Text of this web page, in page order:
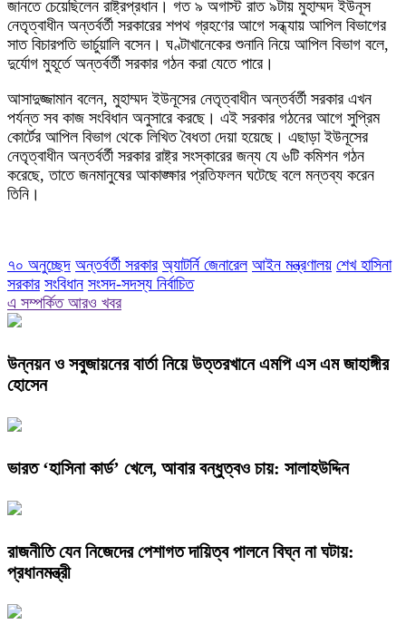
জানতে চেয়েছিলেন রাষ্ট্রপ্রধান। গত ৯ অগাস্ট রাত ৯টায় মুহাম্মদ ইউনূস
নেতৃত্বাধীন অন্তর্বর্তী সরকারের শপথ গ্রহণের আগে সন্ধ্যায় আপিল বিভাগের
সাত বিচারপতি ভার্চুয়ালি বসেন। ঘণ্টাখানেকের শুনানি নিয়ে আপিল বিভাগ বলে,
দুর্যোগ মুহূর্তে অন্তর্বর্তী সরকার গঠন করা যেতে পারে।
আসাদুজ্জামান বলেন, মুহাম্মদ ইউনূসের নেতৃত্বাধীন অন্তর্বর্তী সরকার এখন
পর্যন্ত সব কাজ সংবিধান অনুসারে করছে। এই সরকার গঠনের আগে সুপ্রিম
কোর্টের আপিল বিভাগ থেকে লিখিত বৈধতা দেয়া হয়েছে। এছাড়া ইউনূসের
নেতৃত্বাধীন অন্তর্বর্তী সরকার রাষ্ট্র সংস্কারের জন্য যে ৬টি কমিশন গঠন
করেছে, তাতে জনমানুষের আকাঙ্ক্ষার প্রতিফলন ঘটেছে বলে মন্তব্য করেন
তিনি।
৭০ অনুচ্ছেদ অন্তর্বর্তী সরকার অ্যাটর্নি জেনারেল আইন মন্ত্রণালয় শেখ হাসিনা
সরকার সংবিধান সংসদ-সদস্য নির্বাচিত
এ সম্পর্কিত আরও খবর
উন্নয়ন ও সবুজায়নের বার্তা নিয়ে উত্তরখানে এমপি এস এম জাহাঙ্গীর
হোসেন
ভারত ‘হাসিনা কার্ড’ খেলে, আবার বন্ধুত্বও চায়: সালাহউদ্দিন
রাজনীতি যেন নিজেদের পেশাগত দায়িত্ব পালনে বিঘ্ন না ঘটায়:
প্রধানমন্ত্রী